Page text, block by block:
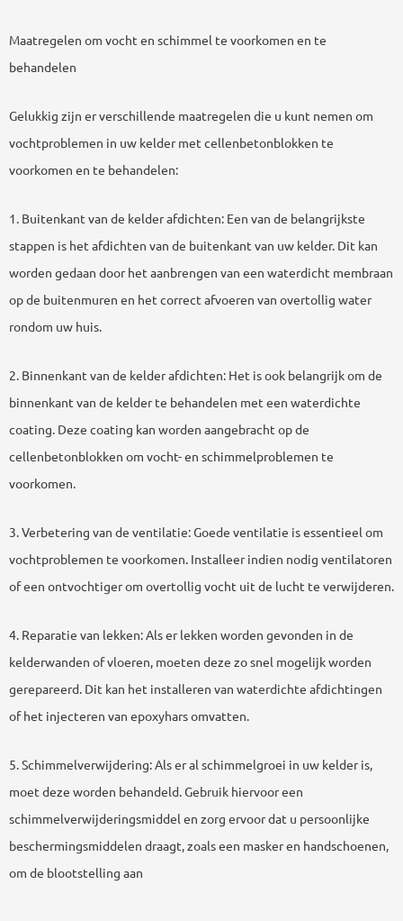
Maatregelen om vocht en schimmel te voorkomen en te
behandelen
Gelukkig zijn er verschillende maatregelen die u kunt nemen om
vochtproblemen in uw kelder met cellenbetonblokken te
voorkomen en te behandelen:
1. Buitenkant van de kelder afdichten: Een van de belangrijkste
stappen is het afdichten van de buitenkant van uw kelder. Dit kan
worden gedaan door het aanbrengen van een waterdicht membraan
op de buitenmuren en het correct afvoeren van overtollig water
rondom uw huis.
2. Binnenkant van de kelder afdichten: Het is ook belangrijk om de
binnenkant van de kelder te behandelen met een waterdichte
coating. Deze coating kan worden aangebracht op de
cellenbetonblokken om vocht- en schimmelproblemen te
voorkomen.
3. Verbetering van de ventilatie: Goede ventilatie is essentieel om
vochtproblemen te voorkomen. Installeer indien nodig ventilatoren
of een ontvochtiger om overtollig vocht uit de lucht te verwijderen.
4. Reparatie van lekken: Als er lekken worden gevonden in de
kelderwanden of vloeren, moeten deze zo snel mogelijk worden
gerepareerd. Dit kan het installeren van waterdichte afdichtingen
of het injecteren van epoxyhars omvatten.
5. Schimmelverwijdering: Als er al schimmelgroei in uw kelder is,
moet deze worden behandeld. Gebruik hiervoor een
schimmelverwijderingsmiddel en zorg ervoor dat u persoonlijke
beschermingsmiddelen draagt, zoals een masker en handschoenen,
om de blootstelling aan